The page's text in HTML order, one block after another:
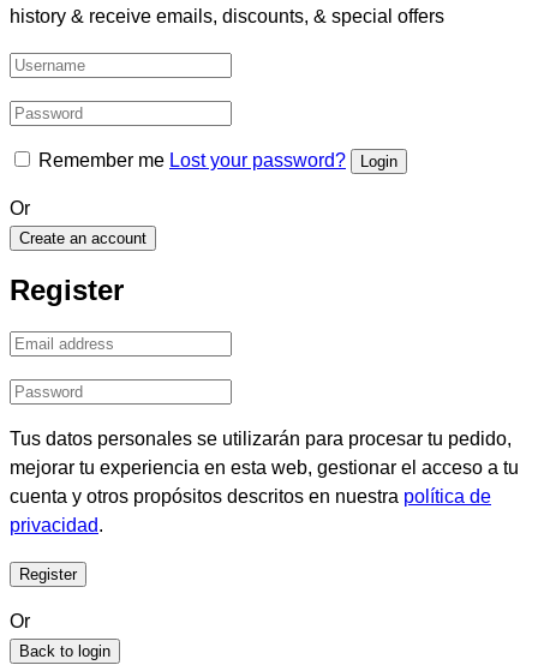
history & receive emails, discounts, & special offers
Remember me Lost your password?
Or
Create an account
Register
Tus datos personales se utilizarán para procesar tu pedido,
mejorar tu experiencia en esta web, gestionar el acceso a tu
cuenta y otros propósitos descritos en nuestra política de
privacidad.
Or
Back to login